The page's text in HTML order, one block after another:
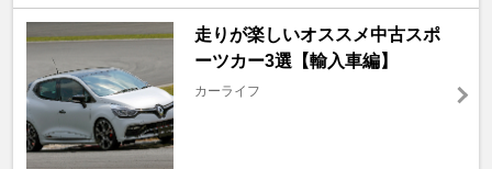
走りが楽しいオススメ中古スポ
ーツカー3選【輸入車編】
カーライフ